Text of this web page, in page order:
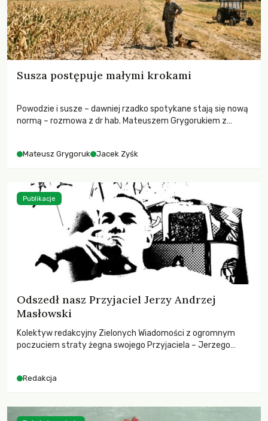
Susza postępuje małymi krokami
Powodzie i susze – dawniej rzadko spotykane stają się nową
normą – rozmowa z dr hab. Mateuszem Grygorukiem z
Mateusz Grygoruk Jacek Zyśk
Odszedł nasz Przyjaciel Jerzy Andrzej
Masłowski
Kolektyw redakcyjny Zielonych Wiadomości z ogromnym
poczuciem straty żegna swojego Przyjaciela – Jerzego
Redakcja
Publikacje